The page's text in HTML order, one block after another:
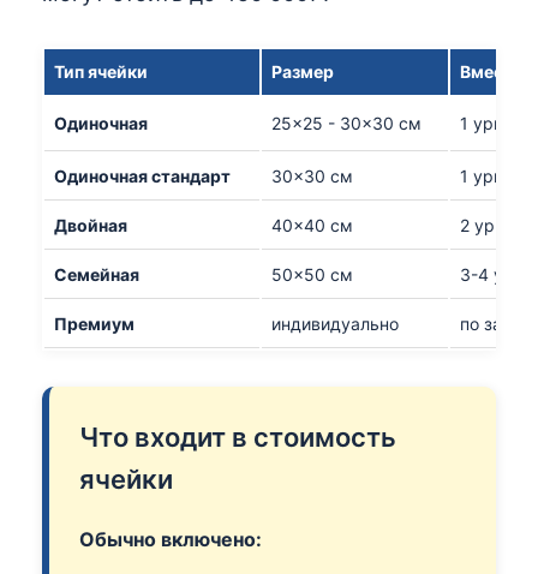
Тип ячейки Размер
Одиночная 25×25 - 30×30 см 1 урна
Одиночная стандарт 30×30 см 1 урна
Двойная 40×40 см 2 урны
Семейная 50×50 см 3-4 урны
Премиум индивидуально по
Что входит в стоимость
ячейки
Обычно включено: